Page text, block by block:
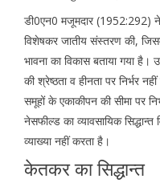
डी0एन0 मजूमदार (1952:292)
विशेषकर जातीय संस्तरण की,
भावना का विकास बताया गया है।
की श्रेष्ठता व हीनता पर निर्भर
समूहों के एकाकीपन की सीमा पर
नेसफील्ड का व्यावसायिक
व्याख्या नहीं करता है।
केतकर का सिद्धान्त